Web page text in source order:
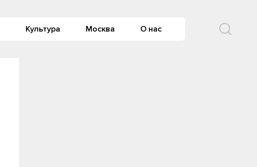
Культура Москва О нас